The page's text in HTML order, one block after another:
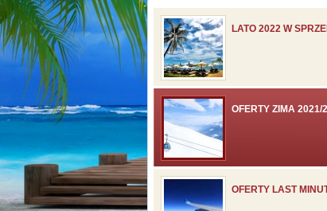
LATO 2022 W
OFERTY ZIMA 2021/
OFERTY LAST